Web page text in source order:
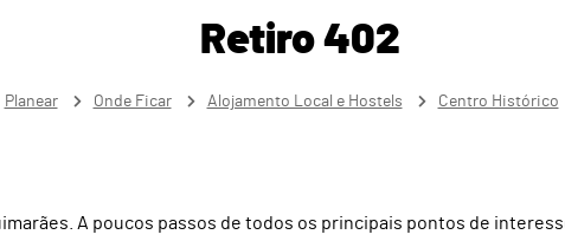
Retiro 402
Planear Onde Ficar Alojamento Local e Hostels Centro Histórico
A poucos passos de todos os principais pontos de